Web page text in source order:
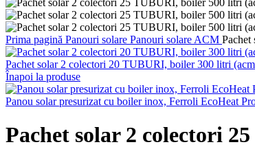
Prima pagină Panouri solare Panouri solare ACM
Pachet solar 2 colectori 20 TUBURI, boiler 300 litri
Înapoi la produse
Panou solar presurizat cu boiler inox, Ferroli EcoHeat
Pachet solar 2 colectori